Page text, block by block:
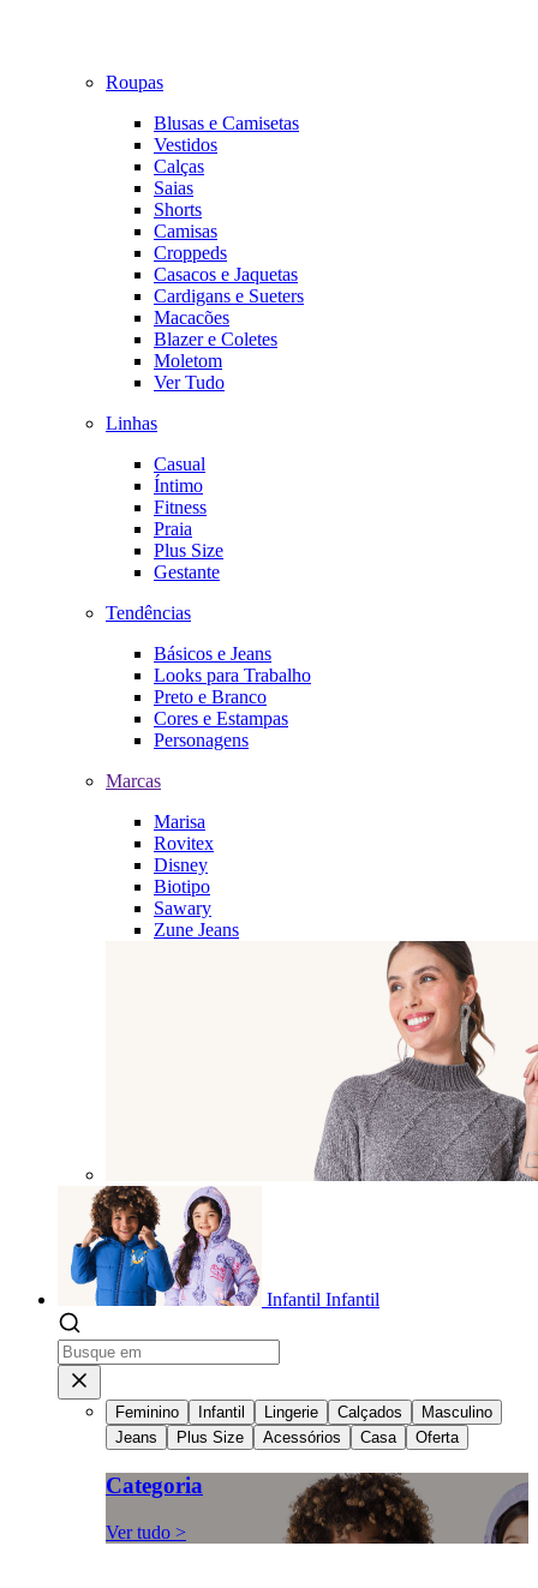
Roupas
Blusas e Camisetas
Vestidos
Calças
Saias
Shorts
Camisas
Croppeds
Casacos e Jaquetas
Cardigans e Sueters
Macacões
Blazer e Coletes
Moletom
Ver Tudo
Linhas
Casual
Íntimo
Fitness
Praia
Plus Size
Gestante
Tendências
Básicos e Jeans
Looks para Trabalho
Preto e Branco
Cores e Estampas
Personagens
Marcas
Marisa
Rovitex
Disney
Biotipo
Sawary
Zune Jeans
Infantil Infantil
Feminino Infantil Lingerie Calçados
Masculino
Jeans
Plus Size Acessórios Casa Oferta
Categoria
Ver tudo >